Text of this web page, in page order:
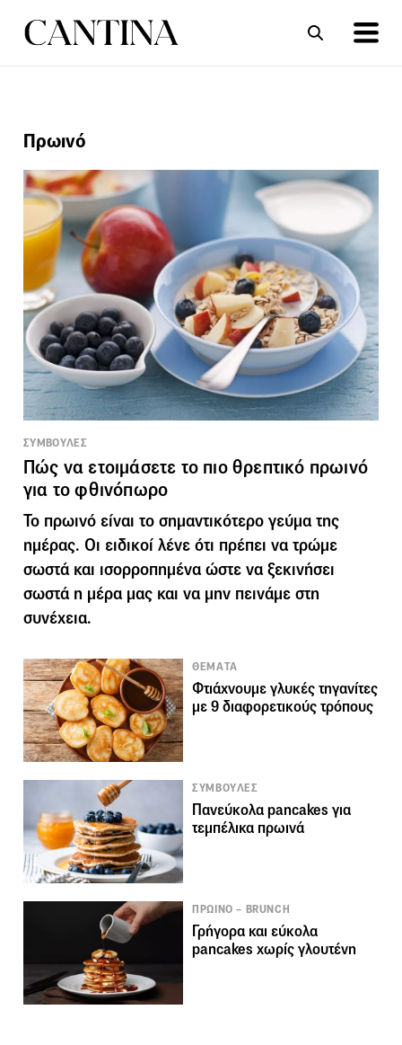
Πρωινό
ΣΥΜΒΟΥΛΕΣ
Πώς να ετοιμάσετε το πιο θρεπτικό πρωινό
για το φθινόπωρο
To πρωινό είναι το σημαντικότερο γεύμα της
ημέρας. Οι ειδικοί λένε ότι πρέπει να τρώμε
σωστά και ισορροπημένα ώστε να ξεκινήσει
σωστά η μέρα μας και να μην πεινάμε στη
συνέχεια.
ΘΕΜΑΤΑ
Φτιάχνουμε γλυκές τηγανίτες
με 9 διαφορετικούς τρόπους
ΣΥΜΒΟΥΛΕΣ
Πανεύκολα pancakes για
τεμπέλικα πρωινά
ΠΡΩΙΝΟ – BRUNCH
Γρήγορα και εύκολα
pancakes χωρίς γλουτένη